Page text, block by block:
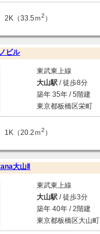
2K（33.5ｍ2 ）
ビル
東武東上線
大山駅/ 徒歩8分
築年 35年 / 5階建
東京都板橋区栄町
1K（20.2ｍ2 ）
大山Ⅱ
東武東上線
大山駅/ 徒歩3分
築年 40年 / 2階建
東京都板橋区大山町